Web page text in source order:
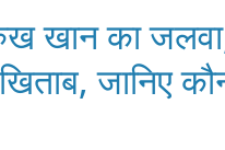
खान का
जानिए